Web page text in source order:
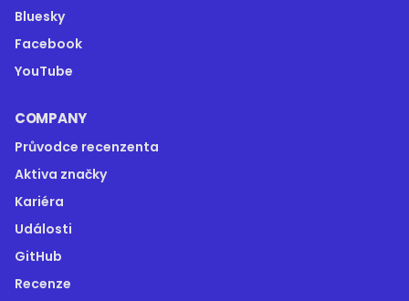
Bluesky
Facebook
YouTube
COMPANY
Průvodce recenzenta
Aktiva značky
Kariéra
Události
GitHub
Recenze